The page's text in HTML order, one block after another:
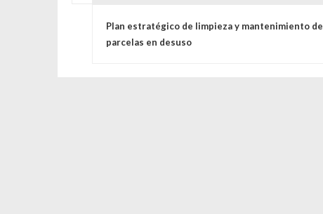
Plan estratégico de limpieza y mantenimiento de
parcelas en desuso